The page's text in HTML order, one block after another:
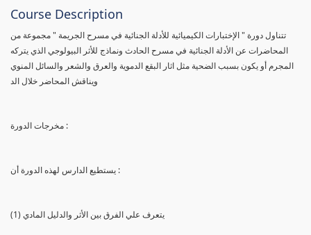
Course Description
تتناول دورة " الإختبارات الكيميائية للأدلة الجنائية في مسرح الجريمة " مجموعة من
المحاضرات عن الأدلة الجنائية في مسرح الحادث ونماذج للأثر البيولوجي الذي يتركه
المجرم أو يكون بسبب الضحية مثل اثار البقع الدموية والعرق والشعر والسائل المنوي
ويناقش المحاضر خلال الد
مخرجات الدورة :
يستطيع الدارس لهذه الدورة أن :
(1) يتعرف علي الفرق بين الأثر والدليل المادي